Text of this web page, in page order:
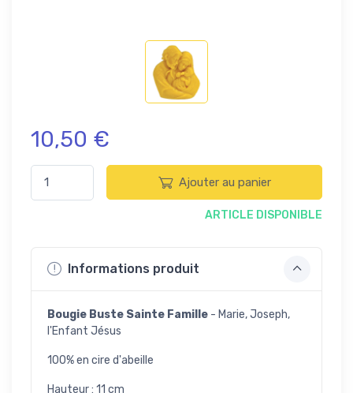
10,50 €
Ajouter au panier
ARTICLE DISPONIBLE
Informations produit
Bougie Buste Sainte Famille - Marie, Joseph,
l'Enfant Jésus
100% en cire d'abeille
Hauteur : 11 cm